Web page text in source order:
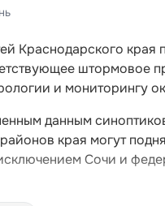
Краснодарского края
штормовое
и мониторингу
данным
края могут
Сочи и